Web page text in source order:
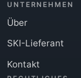
UNTERNEHMEN
Über
SKI-Lieferant
Kontakt